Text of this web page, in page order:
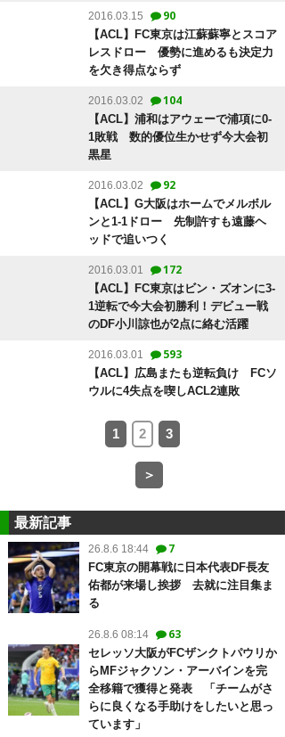
2016.03.15 90
【ACL】FC東京は江蘇蘇寧とスコア
レスドロー 優勢に進めるも決定力
を欠き得点ならず
2016.03.02 104
【ACL】浦和はアウェーで浦項に0-
1敗戦 数的優位生かせず今大会初
黒星
2016.03.02 92
【ACL】G大阪はホームでメルボル
ンと1-1ドロー 先制許すも遠藤ヘ
ッドで追いつく
2016.03.01 172
【ACL】FC東京はビン・ズオンに3-
1逆転で今大会初勝利！デビュー戦
のDF小川諒也が2点に絡む活躍
2016.03.01 593
【ACL】広島またも逆転負け FCソ
ウルに4失点を喫しACL2連敗
1 2 3
＞
最新記事
26.8.6 18:44 7
FC東京の開幕戦に日本代表DF長友
佑都が来場し挨拶 去就に注目集ま
る
26.8.6 08:14 63
セレッソ大阪がFCザンクトパウリか
らMFジャクソン・アーバインを完
全移籍で獲得と発表 「チームがさ
らに良くなる手助けをしたいと思っ
ています」